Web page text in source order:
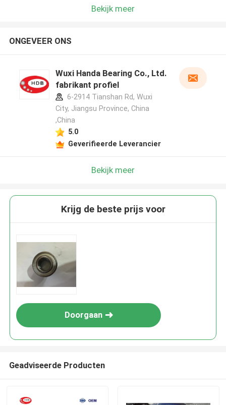
Bekijk meer
ONGEVEER ONS
Wuxi Handa Bearing Co., Ltd.
fabrikant profiel
6-2914 Tianshan Rd, Wuxi
City, Jiangsu Province, China
,China
5.0
Geverifieerde Leverancier
Bekijk meer
Krijg de beste prijs voor
Doorgaan
Geadviseerde Producten